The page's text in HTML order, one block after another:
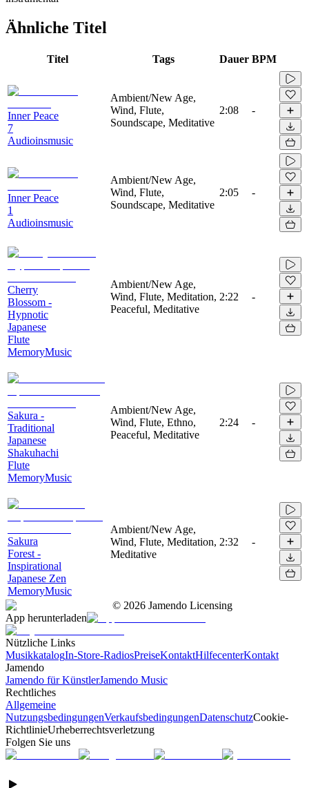
Ähnliche Titel
Titel Tags Dauer BPM
Inner Peace
7
Audioinsmusic
Ambient/New Age,
Wind, Flute,
Soundscape, Meditative
2:08 -
Inner Peace
1
Audioinsmusic
Ambient/New Age,
Wind, Flute,
Soundscape, Meditative
2:05 -
Cherry
Blossom -
Hypnotic
Japanese
Flute
MemoryMusic
Ambient/New Age,
Wind, Flute, Meditation,
Peaceful, Meditative
2:22 -
Sakura -
Traditional
Japanese
Shakuhachi
Flute
MemoryMusic
Ambient/New Age,
Wind, Flute, Ethno,
Peaceful, Meditative
2:24 -
Sakura
Forest -
Inspirational
Japanese Zen
MemoryMusic
Ambient/New Age,
Wind, Flute, Meditation,
Meditative
2:32 -
© 2026 Jamendo Licensing
App herunterladen
Nützliche Links
MusikkatalogIn-Store-RadiosPreiseKontaktHilfecenterKontakt
Jamendo
Jamendo für KünstlerJamendo Music
Rechtliches
Allgemeine
NutzungsbedingungenVerkaufsbedingungenDatenschutzCookie-
RichtlinieUrheberrechtsverletzung
Folgen Sie uns